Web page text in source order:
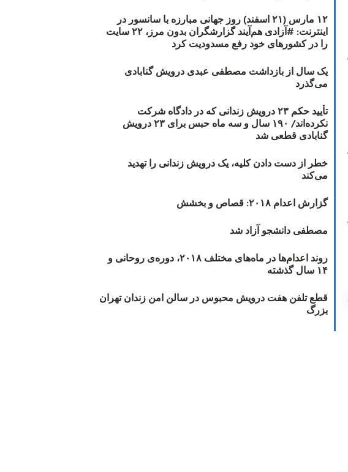
۱۲ مارس (۲۱ اسفند) روز جهانی مبارزه با سانسور در
اینترنت: #آزادی هم‌آیند گزارشگران‌ بدون مرز، ۲۲ سایت
را در کشورهای خود رفع مسدودیت کرد
یک سال از بازداشت مصطفی عبدی درویش گنابادی
می‌گذرد
تأیید حکم ۲۳ درویش زندانی که در دادگاه شرکت
نکرده‌اند/ ۱۹۰ سال و سه ماه حبس برای ۲۳ درویش
گنابادی قطعی شد
خطر از دست دادن کلیه، یک درویش زندانی را تهدید
می‌کند
گزارش اعدام ۲۰۱۸: قصاص و بخشش
مصطفی دانشجو آزاد شد
روند اعدام‌ها در ماه‌های مختلف ۲۰۱۸، دوره‌ی روحانی و
۱۴ سال گذشته
قطع تلفن هفت درویش محبوس در سالن امن زندان تهران
بزرگ